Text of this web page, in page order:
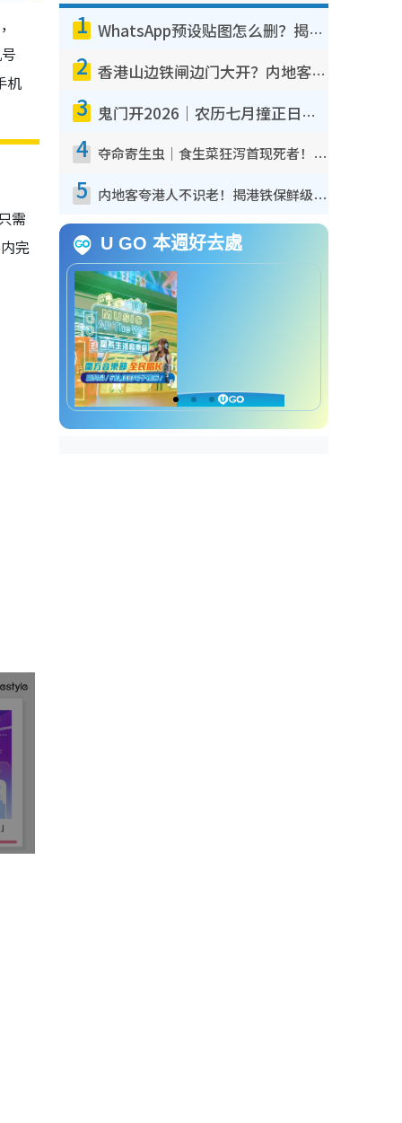
机
需
完
1 WhatsApp预设贴图怎么删？揭秘1招“反向操作”还原简洁界面 附3步实测教程
2 香港山边铁闸边门大开？内地客困惑意义何在！网友神回复：这种叫法理性防御
3 鬼门开2026｜农历七月撞正日全食特别邪？专家警告切忌做一事！揭4大禁忌+2招保平安
4 夺命寄生虫｜食生菜狂泻首现死者！疫潮恶化录1.8万宗病例 揭洗菜3大谬误
5 内地客夸港人不识老！揭港铁保鲜级冷气 港人求放过：别投诉
U GO 本週好去處